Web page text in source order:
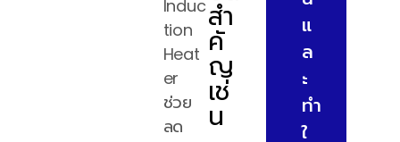
Induc
tion
Heat
er
ช่วย
ลด
สำ
คั
ญ
เช่
น
ระยะที่
ปลอดภัย
ห่างจาก
ชิ้นงานที่
มีความ
ร้อนสูง
แ
ล
ะ
ทำ
ใ